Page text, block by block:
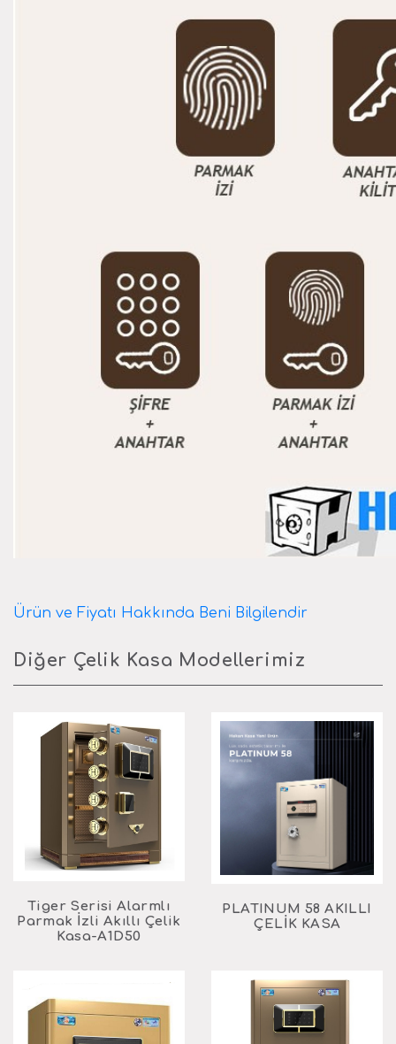
Ürün ve Fiyatı Hakkında Beni Bilgilendir
Diğer Çelik Kasa Modellerimiz
Tiger Serisi Alarmlı
Parmak İzli Akıllı Çelik
Kasa-A1D50
PLATINUM 58 AKILLI
ÇELİK KASA